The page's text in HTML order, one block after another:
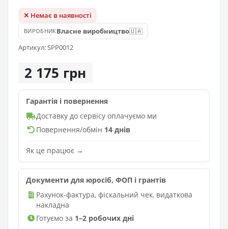
✕ Немає в наявності
ВИРОБНИКВласне виробництво🇺🇦
Артикул: SPP0012
2 175 грн
Гарантія і повернення
Доставку до сервісу оплачуємо ми
Повернення/обмін 14 днів
Як це працює →
Документи для юросіб, ФОП і грантів
Рахунок-фактура, фіскальний чек, видаткова
накладна
Готуємо за 1–2 робочих дні